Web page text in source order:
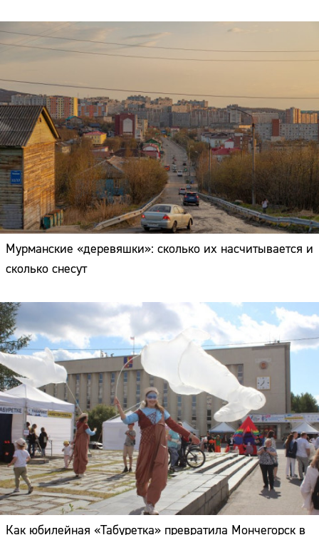
Мурманские «деревяшки»: сколько их насчитывается и
сколько снесут
Как юбилейная «Табуретка» превратила Мончегорск в